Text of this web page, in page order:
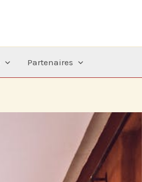
Partenaires